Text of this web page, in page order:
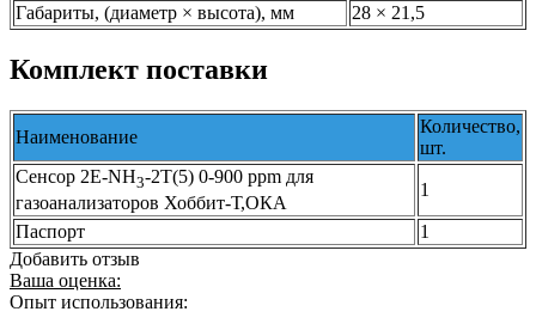
Габариты, (диаметр × высота), мм
28 × 21,5
Комплект поставки
Наименование
Количество,
шт.
Сенсор 2Е-NH3-2T(5) 0-900 ppm для
газоанализаторов Хоббит-Т,ОКА
1
Паспорт
1
Добавить отзыв
Ваша оценка:
Опыт использования: